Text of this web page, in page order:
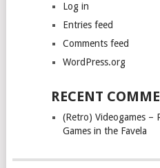
Log in
Entries feed
Comments feed
WordPress.org
RECENT
(Retro) Videogames –
Games in the Favela